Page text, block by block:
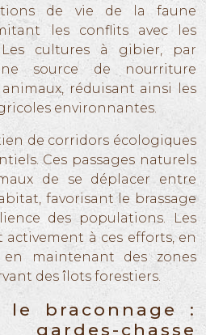
de vie de la faune
les conflits avec les
Les cultures à gibier, par
source de nourriture
réduisant ainsi les
environnantes.
de corridors écologiques
Ces passages naturels
de se déplacer entre
favorisant le brassage
des populations. Les
à ces efforts, en
maintenant des zones
des îlots forestiers.
braconnage :
chasse